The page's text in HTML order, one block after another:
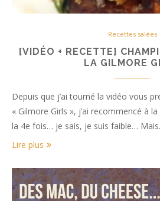
Recettes salées
[VIDÉO + RECETTE]
LA GILMORE
Depuis que j’ai tourné la vidéo vous
« Gilmore Girls », j’ai recommencé à
la 4e fois… je sais, je suis faible…
Lire plus